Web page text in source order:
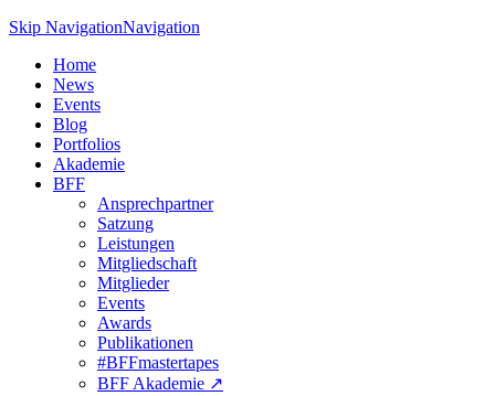
Skip NavigationNavigation
Home
News
Events
Blog
Portfolios
Akademie
BFF
Ansprechpartner
Satzung
Leistungen
Mitgliedschaft
Mitglieder
Events
Awards
Publikationen
#BFFmastertapes
BFF Akademie ↗︎